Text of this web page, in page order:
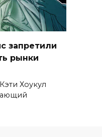
запретили
рынки
Хоукул